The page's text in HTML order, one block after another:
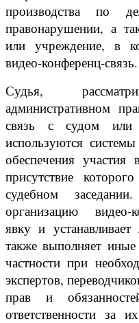
производства по
правонарушении, а
или учреждение, в
видео-конференц-связь.
Судья,
административном
связь с судом или
используются
обеспечения участия
присутствие
судебном
организацию видео-
явку и
также выполняет
частности при
экспертов,
прав и
ответственности за